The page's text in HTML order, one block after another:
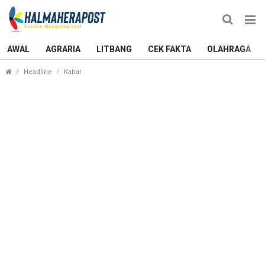
AWAL AGRARIA LITBANG CEK FAKTA OLAHRAGA
Headline Kabar